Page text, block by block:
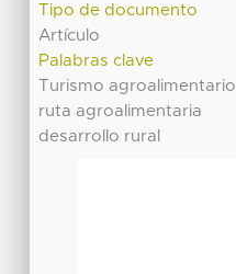
Tipo de documento
Artículo
Palabras clave
Turismo agroalimentario
ruta agroalimentaria
desarrollo rural